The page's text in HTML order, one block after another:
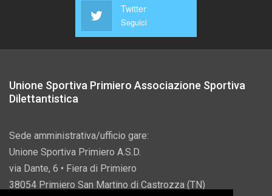
Twitter
Seguici
Unione Sportiva Primiero Associazione Sportiva
Dilettantistica
Sede amministrativa/ufficio gare:
Unione Sportiva Primiero A.S.D.
via Dante, 6 • Fiera di Primiero
38054 Primiero San Martino di Castrozza (TN)